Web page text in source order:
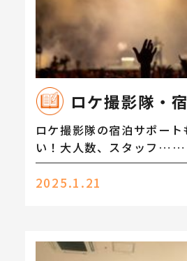
ロケ撮影隊・
ロケ撮影隊の宿泊サポート
い！大人数、スタッフ……
2025.1.21